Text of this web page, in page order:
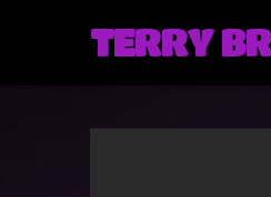
TERRY